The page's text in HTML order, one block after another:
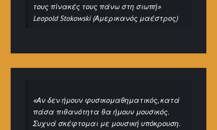
τους πίνακές τους πάνω στη σιωπή»
Leopold Stokowski (Αμερικανός μαέστρος)
«Αν δεν ήμουν φυσικομαθηματικός, κατά
πάσα πιθανότητα θα ήμουν μουσικός.
Συχνά σκέφτομαι με μουσική υπόκρουση.